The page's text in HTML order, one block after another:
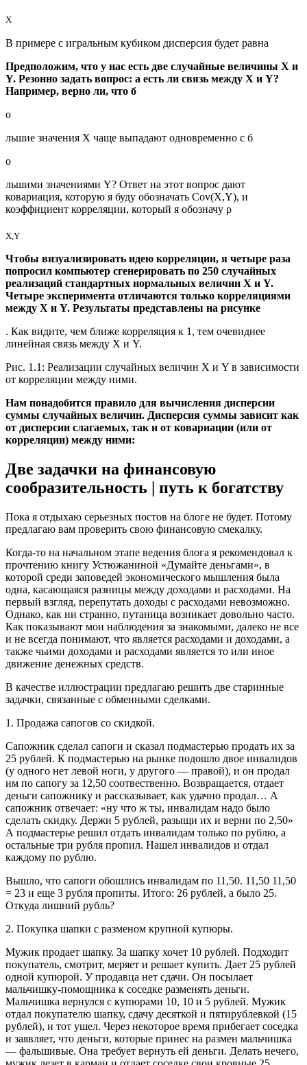
X
В примере с игральным кубиком дисперсия будет равна
Предположим, что у нас есть две случайные величины X и
Y. Резонно задать вопрос: а есть ли связь между X и Y?
Например, верно ли, что б
о
льшие значения X чаще выпадают одновременно с б
о
льшими значениями Y? Ответ на этот вопрос дают
ковариация, которую я буду обозначать Cov(X,Y), и
коэффициент корреляции, который я обозначу ρ
X,Y
Чтобы визуализировать идею корреляции, я четыре раза
попросил компьютер сгенерировать по 250 случайных
реализаций стандартных нормальных величин X и Y.
Четыре эксперимента отличаются только корреляциями
между X и Y. Результаты представлены на рисунке
. Как видите, чем ближе корреляция к 1, тем очевиднее
линейная связь между X и Y.
Рис. 1.1: Реализации случайных величин X и Y в зависимости
от корреляции между ними.
Нам понадобится правило для вычисления дисперсии
суммы случайных величин. Дисперсия суммы зависит как
от дисперсии слагаемых, так и от ковариации (или от
корреляции) между ними:
Две задачки на финансовую
сообразительность | путь к богатству
Пока я отдыхаю серьезных постов на блоге не будет. Потому
предлагаю вам проверить свою финансовую смекалку.
Когда-то на начальном этапе ведения блога я рекомендовал к
прочтению книгу Устюжаниной «Думайте деньгами», в
которой среди заповедей экономического мышления была
одна, касающаяся разницы между доходами и расходами. На
первый взгляд, перепутать доходы с расходами невозможно.
Однако, как ни странно, путаница возникает довольно часто.
Как показывают мои наблюдения за знакомыми, далеко не все
и не всегда понимают, что является расходами и доходами, а
также чьими доходами и расходами является то или иное
движение денежных средств.
В качестве иллюстрации предлагаю решить две старинные
задачки, связанные с обменными сделками.
1. Продажа сапогов со скидкой.
Сапожник сделал сапоги и сказал подмастерью продать их за
25 рублей. К подмастерью на рынке подошло двое инвалидов
(у одного нет левой ноги, у другого — правой), и он продал
им по сапогу за 12,50 соотвественно. Возвращается, отдает
деньги сапожнику и рассказывает, как удачно продал… А
сапожник отвечает: «ну что ж ты, инвалидам надо было
сделать скидку. Держи 5 рублей, разыщи их и верни по 2,50»
А подмастерье решил отдать инвалидам только по рублю, а
остальные три рубля пропил. Нашел инвалидов и отдал
каждому по рублю.
Вышло, что сапоги обошлись инвалидам по 11,50. 11,50 11,50
= 23 и еще 3 рубля пропиты. Итого: 26 рублей, а было 25.
Откуда лишний рубль?
2. Покупка шапки с разменом крупной купюры.
Мужик продает шапку. За шапку хочет 10 рублей. Подходит
покупатель, смотрит, меряет и решает купить. Дает 25 рублей
одной купюрой. У продавца нет сдачи. Он посылает
мальчишку-помощника к соседке разменять деньги.
Мальчишка вернулся с купюрами 10, 10 и 5 рублей. Мужик
отдал покупателю шапку, сдачу десяткой и пятирублевкой (15
рублей), и тот ушел. Через некоторое время прибегает соседка
и заявляет, что деньги, которые принес на размен мальчишка
— фальшивые. Она требует вернуть ей деньги. Делать нечего,